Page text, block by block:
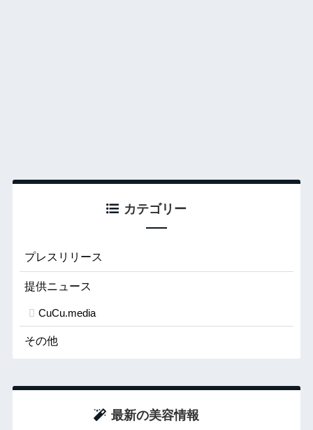
カテゴリー
プレスリリース
提供ニュース
CuCu.media
その他
最新の美容情報